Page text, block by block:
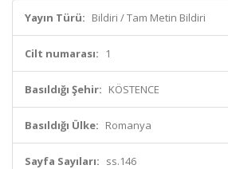
Yayın Türü: Bildiri / Tam Metin Bildiri
Cilt numarası: 1
Basıldığı Şehir: KÖSTENCE
Basıldığı Ülke: Romanya
Sayfa Sayıları: ss.146